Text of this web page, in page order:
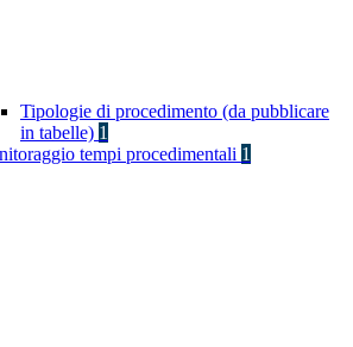
Tipologie di procedimento (da pubblicare
in tabelle) 1
tempi procedimentali 1